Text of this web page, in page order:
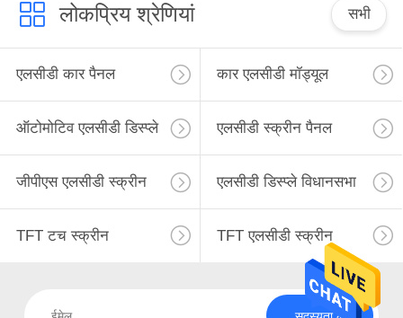
लोकप्रिय श्रेणियां सभी
एलसीडी कार पैनल कार एलसीडी मॉड्यूल
ऑटोमोटिव एलसीडी डिस्प्ले एलसीडी स्क्रीन पैनल
जीपीएस एलसीडी स्क्रीन एलसीडी डिस्प्ले विधानसभा
TFT टच स्क्रीन TFT एलसीडी स्क्रीन